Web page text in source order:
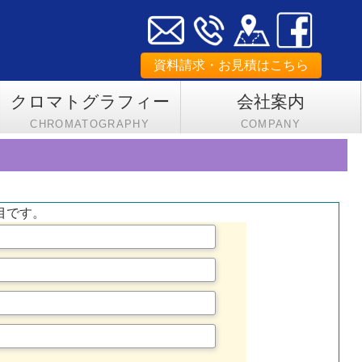
資料請求・お見積はこちら
クロマトグラフィー
CHROMATOGRAPHY
会社案内
COMPANY
す。